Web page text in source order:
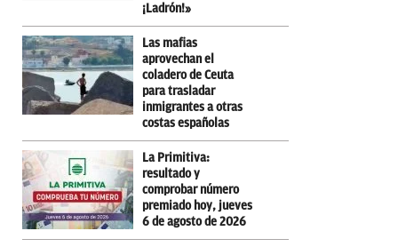
¡Ladrón!»
Las mafias
aprovechan el
coladero de Ceuta
para trasladar
inmigrantes a otras
costas españolas
La Primitiva:
resultado y
comprobar número
premiado hoy, jueves
6 de agosto de 2026